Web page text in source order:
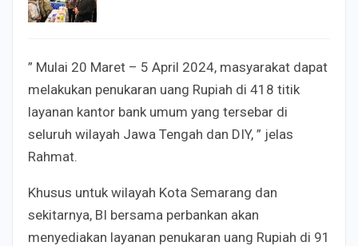
” Mulai 20 Maret – 5 April 2024, masyarakat dapat
melakukan penukaran uang Rupiah di 418 titik
layanan kantor bank umum yang tersebar di
seluruh wilayah Jawa Tengah dan DIY, ” jelas
Rahmat.
Khusus untuk wilayah Kota Semarang dan
sekitarnya, BI bersama perbankan akan
menyediakan layanan penukaran uang Rupiah di 91